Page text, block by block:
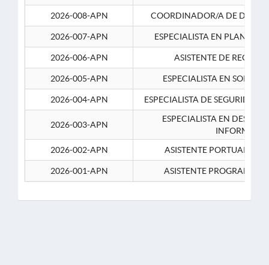
2026-008-APN COORDINADOR/A DE
2026-007-APN ESPECIALISTA EN
2026-006-APN ASISTENTE DE
2026-005-APN ESPECIALISTA EN
2026-004-APN ESPECIALISTA DE SEGURIDAD
2026-003-APN
ESPECIALISTA EN
2026-002-APN
ASISTENTE PORTUARIO 2-
2026-001-APN ASISTENTE